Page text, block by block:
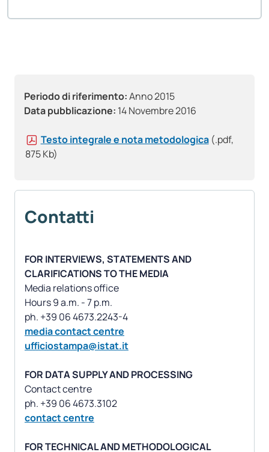
Periodo di riferimento:Anno 2015
Data pubblicazione: 14 Novembre 2016
Testo integrale e nota metodologica (.pdf,
875 Kb)
Contatti
FOR INTERVIEWS, STATEMENTS AND
CLARIFICATIONS TO THE MEDIA
Media relations office
Hours 9 a.m. - 7 p.m.
media contact centre
ufficiostampa@istat.it
FOR DATA SUPPLY AND PROCESSING
Contact centre
contact centre
FOR TECHNICAL AND METHODOLOGICAL